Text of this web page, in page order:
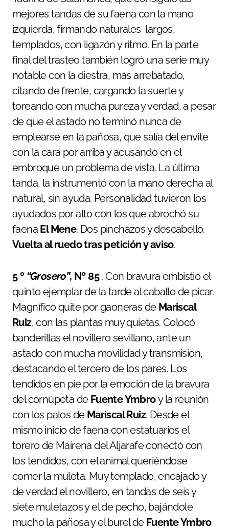
mejores tandas de su faena con la mano
izquierda, firmando naturales largos,
templados, con ligazón y ritmo. En la parte
final del trasteo también logró una serie muy
notable con la diestra, más arrebatado,
citando de frente, cargando la suerte y
toreando con mucha pureza y verdad, a pesar
de que el astado no terminó nunca de
emplearse en la pañosa, que salía del envite
con la cara por arriba y acusando en el
embroque un problema de vista. La última
tanda, la instrumentó con la mano derecha al
natural, sin ayuda. Personalidad tuvieron los
ayudados por alto con los que abrochó su
faena El Mene. Dos pinchazos y descabello.
Vueltaalruedo tras petición y aviso.
5 º “Grosero”, Nº 85. Con bravura embistió el
quinto ejemplar de la tarde al caballo de picar.
Magnífico quite por gaoneras de Mariscal
Ruiz, con las plantas muy quietas. Colocó
banderillas el novillero sevillano, ante un
astado con mucha movilidad y transmisión,
destacando el tercero de los pares. Los
tendidos en pie por la emoción de la bravura
del cornúpeta de FuenteYmbroy la reunión
con los palos de MariscalRuiz. Desde el
mismo inicio de faena con estatuarios el
torero de Mairena del Aljarafe conectó con
los tendidos, con el animal queriéndose
comer la muleta. Muy templado, encajado y
de verdad el novillero, en tandas de seis y
siete muletazos y el de pecho, bajándole
mucho la pañosa y el burel de FuenteYmbro